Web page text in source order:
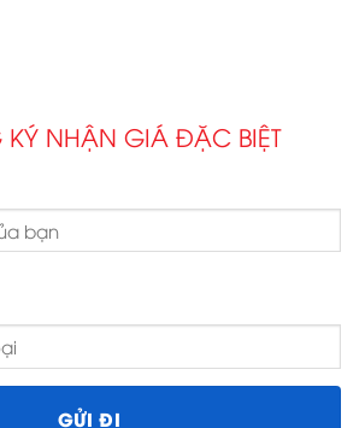
NHẬN GIÁ ĐẶC BIỆT